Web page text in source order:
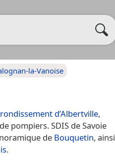
la-Vanoise
d’Albertville,
pompiers. SDIS de Savoie
de Bouquetin, ainsi
.